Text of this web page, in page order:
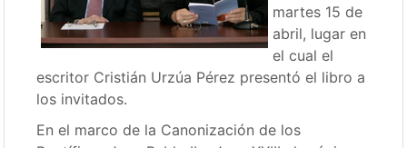
martes 15 de
abril, lugar en
el cual el
escritor Cristián Urzúa Pérez presentó el libro a
los invitados.
En el marco de la Canonización de los